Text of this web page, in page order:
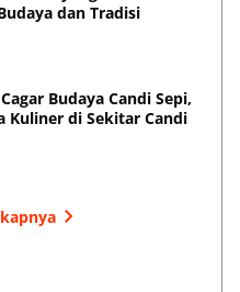
dan Tradisi
Budaya Candi Sepi,
Kuliner di Sekitar Candi